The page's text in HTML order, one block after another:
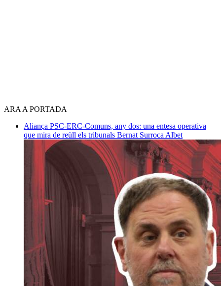
ARA A PORTADA
Aliança PSC-ERC-Comuns, any dos: una entesa operativa
que mira de reüll els tribunals Bernat Surroca Albet